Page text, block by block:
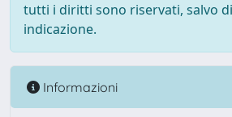
tutti i diritti sono riservati, salvo
indicazione.
Informazioni